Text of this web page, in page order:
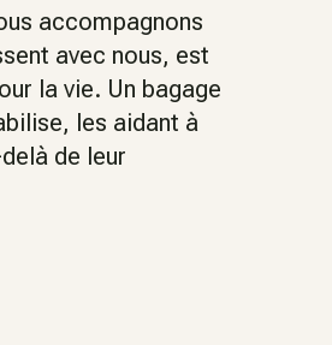
accompagnons
avec nous, est
la vie. Un bagage
les aidant à
de leur